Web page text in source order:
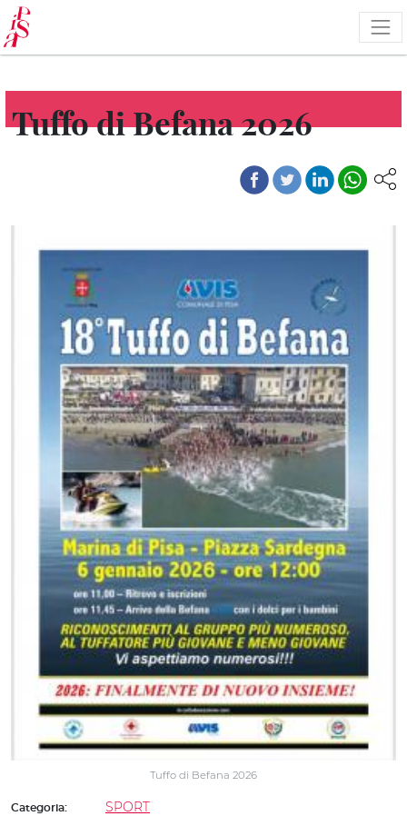
Salta
al
contenuto
principale
Tuffo di Befana 2026
Tuffo di Befana 2026
Categoria: SPORT